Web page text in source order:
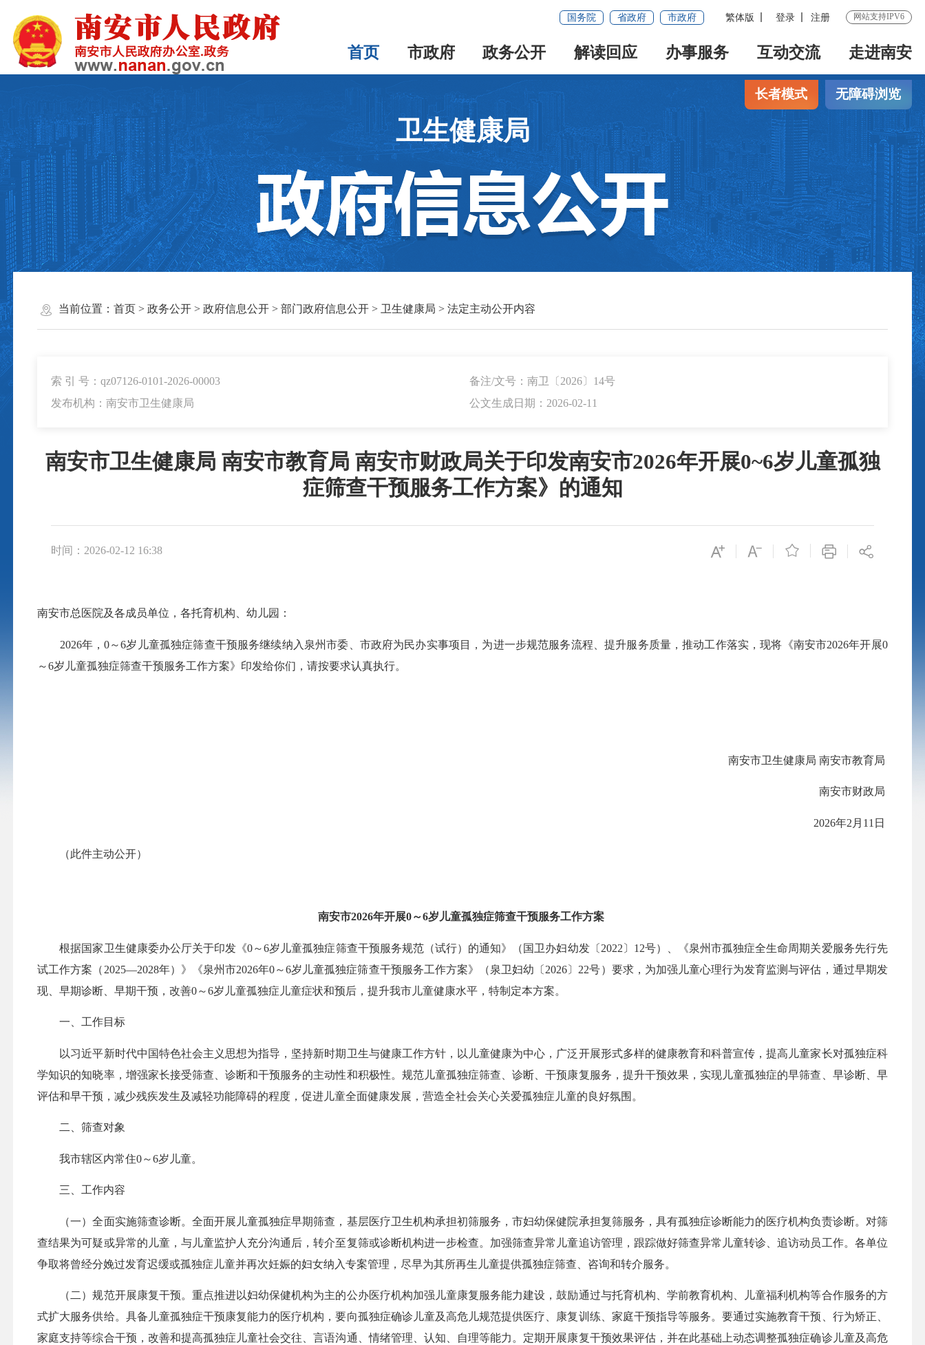
国务院 省政府 市政府 繁体版 登录 注册 网站支持IPV6
首页 市政府 政务公开 解读回应 办事服务 互动交流 走进南安
长者模式 无障碍浏览
卫生健康局
当前位置： 首页> 政务公开> 政府信息公开> 部门政府信息公开> 卫生健康局 > 法定主动公开内容
索 引 号：qz07126-0101-2026-00003
备注/文号：南卫〔2026〕14号
发布机构：南安市卫生健康局
公文生成日期：2026-02-11
南安市卫生健康局 南安市教育局 南安市财政局关于印发南安市2026年开展0~6岁儿童孤独
症筛查干预服务工作方案》的通知
时间：2026-02-12 16:38 
南安市总医院及各成员单位，各托育机构、幼儿园：
2026年，0～6岁儿童孤独症筛查干预服务继续纳入泉州市委、市政府为民办实事项目，为进一步规范服务流程、提升服务质量，推动工作落实，现将《南安市2026年开展0
～6岁儿童孤独症筛查干预服务工作方案》印发给你们，请按要求认真执行。
南安市卫生健康局 南安市教育局
南安市财政局
2026年2月11日
（此件主动公开）
南安市2026年开展0～6岁儿童孤独症筛查干预服务工作方案
根据国家卫生健康委办公厅关于印发《0～6岁儿童孤独症筛查干预服务规范（试行）的通知》（国卫办妇幼发〔2022〕12号）、《泉州市孤独症全生命周期关爱服务先行先
试工作方案（2025—2028年）》《泉州市2026年0～6岁儿童孤独症筛查干预服务工作方案》（泉卫妇幼〔2026〕22号）要求，为加强儿童心理行为发育监测与评估，通过早期发
现、早期诊断、早期干预，改善0～6岁儿童孤独症儿童症状和预后，提升我市儿童健康水平，特制定本方案。
一、工作目标
以习近平新时代中国特色社会主义思想为指导，坚持新时期卫生与健康工作方针，以儿童健康为中心，广泛开展形式多样的健康教育和科普宣传，提高儿童家长对孤独症科
学知识的知晓率，增强家长接受筛查、诊断和干预服务的主动性和积极性。规范儿童孤独症筛查、诊断、干预康复服务，提升干预效果，实现儿童孤独症的早筛查、早诊断、早
评估和早干预，减少残疾发生及减轻功能障碍的程度，促进儿童全面健康发展，营造全社会关心关爱孤独症儿童的良好氛围。
二、筛查对象
我市辖区内常住0～6岁儿童。
三、工作内容
（一）全面实施筛查诊断。全面开展儿童孤独症早期筛查，基层医疗卫生机构承担初筛服务，市妇幼保健院承担复筛服务，具有孤独症诊断能力的医疗机构负责诊断。对筛
查结果为可疑或异常的儿童，与儿童监护人充分沟通后，转介至复筛或诊断机构进一步检查。加强筛查异常儿童追访管理，跟踪做好筛查异常儿童转诊、追访动员工作。各单位
争取将曾经分娩过发育迟缓或孤独症儿童并再次妊娠的妇女纳入专案管理，尽早为其所再生儿童提供孤独症筛查、咨询和转介服务。
（二）规范开展康复干预。重点推进以妇幼保健机构为主的公办医疗机构加强儿童康复服务能力建设，鼓励通过与托育机构、学前教育机构、儿童福利机构等合作服务的方
式扩大服务供给。具备儿童孤独症干预康复能力的医疗机构，要向孤独症确诊儿童及高危儿规范提供医疗、康复训练、家庭干预指导等服务。要通过实施教育干预、行为矫正、
家庭支持等综合干预，改善和提高孤独症儿童社会交往、言语沟通、情绪管理、认知、自理等能力。定期开展康复干预效果评估，并在此基础上动态调整孤独症确诊儿童及高危